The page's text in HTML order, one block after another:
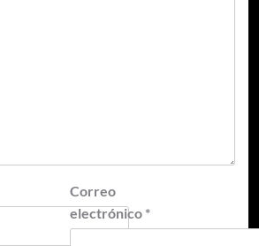
Correo
electrónico *